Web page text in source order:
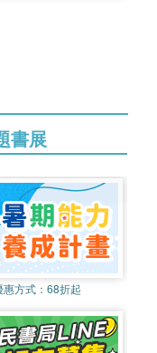
書展
惠方式： 68折起